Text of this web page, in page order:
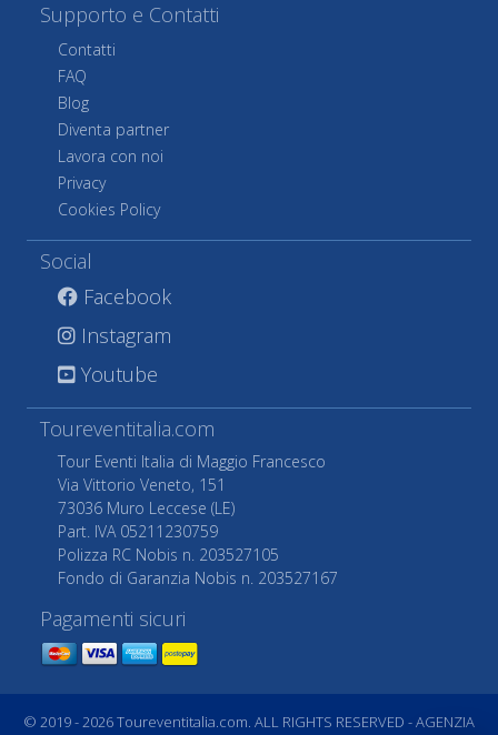
Supporto e Contatti
Contatti
FAQ
Blog
Diventa partner
Lavora con noi
Privacy
Cookies Policy
Social
Facebook
Instagram
Youtube
Toureventitalia.com
Tour Eventi Italia di Maggio Francesco
Via Vittorio Veneto, 151
73036 Muro Leccese (LE)
Part. IVA 05211230759
Polizza RC Nobis n. 203527105
Fondo di Garanzia Nobis n. 203527167
Pagamenti sicuri
© 2019 - 2026 Toureventitalia.com. ALL RIGHTS RESERVED - AGENZIA